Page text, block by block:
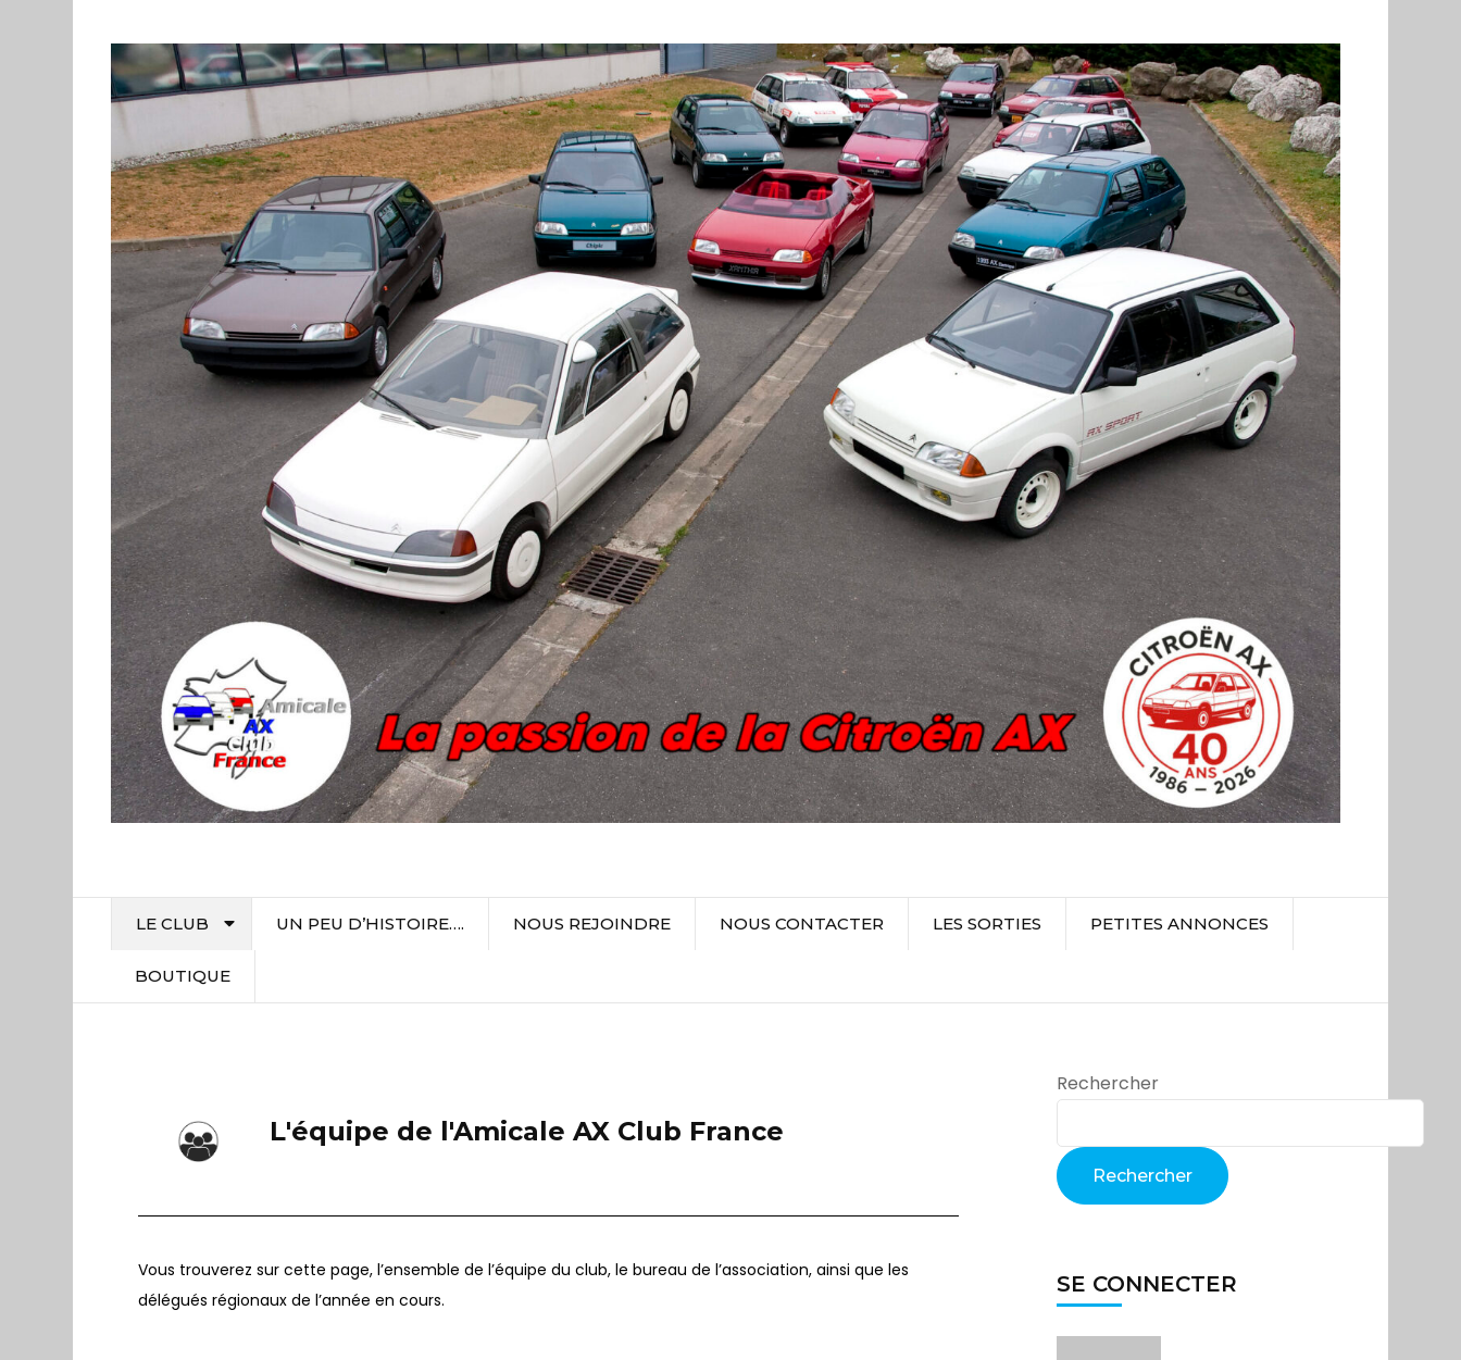
LE CLUB UN PEU D’HISTOIRE…. NOUS REJOINDRE NOUS CONTACTER LES SORTIES PETITES ANNONCES
BOUTIQUE
L'équipe de l'Amicale AX Club France
Vous trouverez sur cette page, l’ensemble de l’équipe du club, le bureau de l’association, ainsi que les
délégués régionaux de l’année en cours.
Rechercher
Rechercher
SE CONNECTER